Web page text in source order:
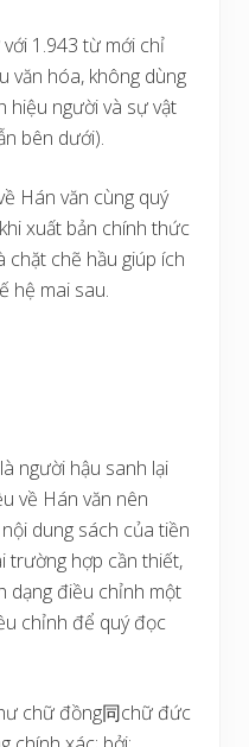
1.943 từ mới chỉ
văn hóa, không dùng
hiệu người và sự vật
bên dưới).
Hán văn cùng quý
xuất bản chính thức
chẽ hầu giúp ích
hệ mai sau.
người hậu sanh lại
về Hán văn nên
dung sách của tiền
trường hợp cần thiết,
dạng điều chỉnh một
chỉnh để quý đọc
chữ đồng同chữ đức